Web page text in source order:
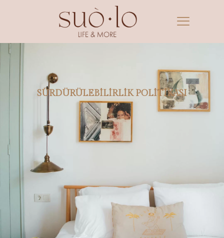
SÜRDÜRÜLEBİLİRLİK POLİTİKASI